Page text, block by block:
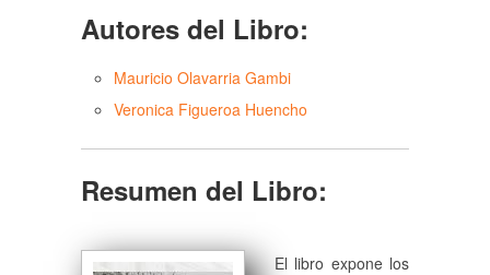
Autores del Libro:
Mauricio Olavarria Gambi
Veronica Figueroa Huencho
Resumen del Libro:
El libro expone los